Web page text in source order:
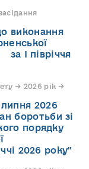
виконання
І півріччя
→ 2026 рік →
2026
боротьби зі
порядку
2026 року"